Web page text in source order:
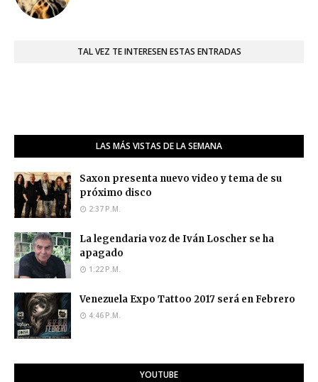
TAL VEZ TE INTERESEN ESTAS ENTRADAS
LAS MÁS VISTAS DE LA SEMANA
Saxon presenta nuevo video y tema de su
próximo disco
2:37 P.M.
La legendaria voz de Iván Loscher se ha
apagado
1:22 P.M.
Venezuela Expo Tattoo 2017 será en Febrero
4:46 P.M.
YOUTUBE